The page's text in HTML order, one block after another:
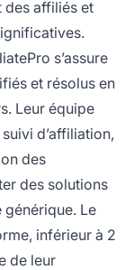
des affiliés et
s’assure
et résolus en
Leur équipe
d’affiliation,
des
des solutions
générique. Le
inférieur à 2
de leur